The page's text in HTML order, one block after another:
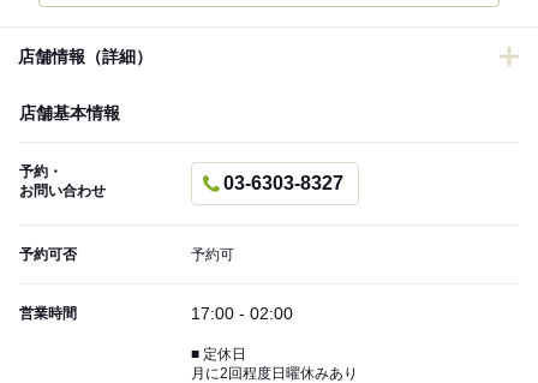
店舗情報（詳細）
店舗基本情報
予約・
お問い合わせ
03-6303-8327
予約可否 予約可
営業時間 17:00 - 02:00
■ 定休日
月に2回程度日曜休みあり